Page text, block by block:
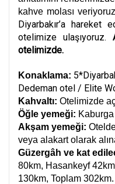
kahve molası
Diyarbakır’a hareket
otelimize ulaşıyoruz.
otelimizde.
Konaklama:
Dedeman otel / Elite
Kahvaltı: Otelimizde
Öğle yemeği: Kaburga
Akşam yemeği:
veya alakart olarak
Güzergâh ve kat
80km, Hasankeyf
130km, Toplam 302km.